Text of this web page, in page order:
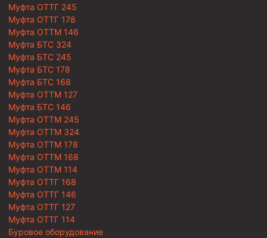
Муфта ОТТГ 245
Муфта ОТТГ 178
Муфта ОТТМ 146
Муфта БТС 324
Муфта БТС 245
Муфта БТС 178
Муфта БТС 168
Муфта ОТТМ 127
Муфта БТС 146
Муфта ОТТМ 245
Муфта ОТТМ 324
Муфта ОТТМ 178
Муфта ОТТМ 168
Муфта ОТТМ 114
Муфта ОТТГ 168
Муфта ОТТГ 146
Муфта ОТТГ 127
Муфта ОТТГ 114
Буровое оборудование